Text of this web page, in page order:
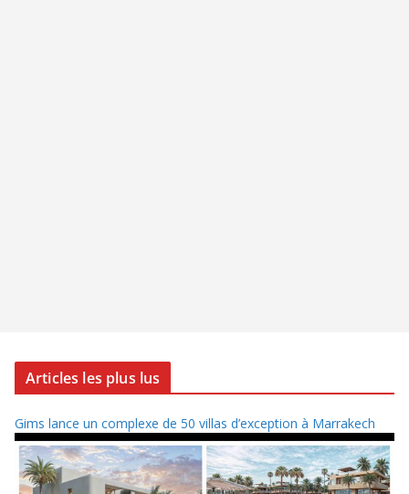
Articles les plus lus
Gims lance un complexe de 50 villas d’exception à Marrakech